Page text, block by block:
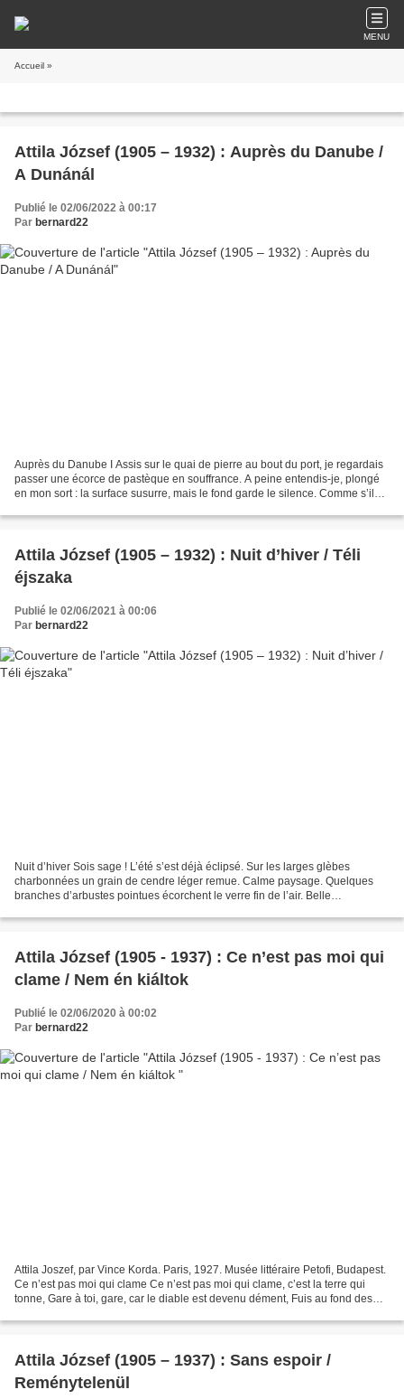
MENU
Accueil »
Attila József (1905 – 1932) : Auprès du Danube /
A Dunánál
Publié le 02/06/2022 à 00:17
Par bernard22
Auprès du Danube I Assis sur le quai de pierre au bout du port, je regardais
passer une écorce de pastèque en souffrance. A peine entendis-je, plongé
en mon sort : la surface susurre, mais le fond garde le silence. Comme s’il
Attila József (1905 – 1932) : Nuit d’hiver / Téli
éjszaka
Publié le 02/06/2021 à 00:06
Par bernard22
Nuit d’hiver Sois sage ! L’été s’est déjà éclipsé. Sur les larges glèbes
charbonnées un grain de cendre léger remue. Calme paysage. Quelques
branches d’arbustes pointues écorchent le verre fin de l’air. Belle
Attila József (1905 - 1937) : Ce n’est pas moi qui
clame / Nem én kiáltok
Publié le 02/06/2020 à 00:02
Par bernard22
Attila Joszef, par Vince Korda. Paris, 1927. Musée littéraire Petofi, Budapest.
Ce n’est pas moi qui clame Ce n’est pas moi qui clame, c’est la terre qui
tonne, Gare à toi, gare, car le diable est devenu dément, Fuis au fond des
Attila József (1905 – 1937) : Sans espoir /
Reménytelenül